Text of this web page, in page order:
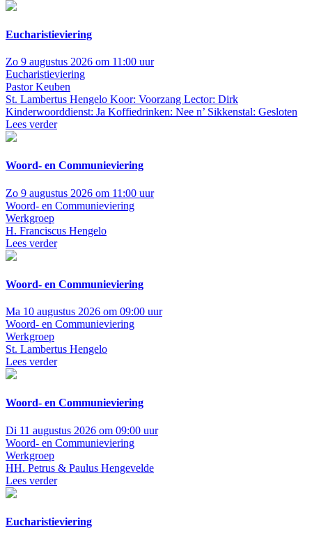
Eucharistieviering
Zo 9 augustus 2026 om 11:00 uur
Eucharistieviering
Pastor Keuben
St. Lambertus Hengelo Koor: Voorzang Lector: Dirk
Kinderwoorddienst: Ja Koffiedrinken: Nee n’ Sikkenstal: Gesloten
Lees verder
Woord- en Communieviering
Zo 9 augustus 2026 om 11:00 uur
Woord- en Communieviering
Werkgroep
H. Franciscus Hengelo
Lees verder
Woord- en Communieviering
Ma 10 augustus 2026 om 09:00 uur
Woord- en Communieviering
Werkgroep
St. Lambertus Hengelo
Lees verder
Woord- en Communieviering
Di 11 augustus 2026 om 09:00 uur
Woord- en Communieviering
Werkgroep
HH. Petrus & Paulus Hengevelde
Lees verder
Eucharistieviering